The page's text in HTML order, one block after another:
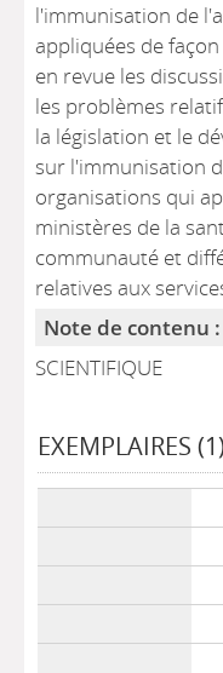
l'immunisation de
appliquées de
en revue les
les problèmes
la législation et le
sur l'immunisation
organisations qui
ministères de la
communauté et
relatives aux
Note de contenu :
SCIENTIFIQUE
EXEMPLAIRES (1)